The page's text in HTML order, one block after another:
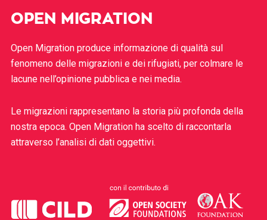
OPEN MIGRATION
Open Migration produce informazione di qualità sul
fenomeno delle migrazioni e dei rifugiati, per colmare le
lacune nell’opinione pubblica e nei media.
Le migrazioni rappresentano la storia più profonda della
nostra epoca. Open Migration ha scelto di raccontarla
attraverso l’analisi di dati oggettivi.